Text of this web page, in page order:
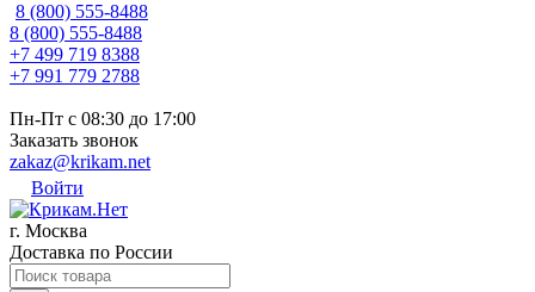
8 (800) 555-8488
8 (800) 555-8488
+7 499 719 8388
+7 991 779 2788
Пн-Пт с 08:30 до 17:00
Заказать звонок
zakaz@krikam.net
Войти
г. Москва
Доставка по России